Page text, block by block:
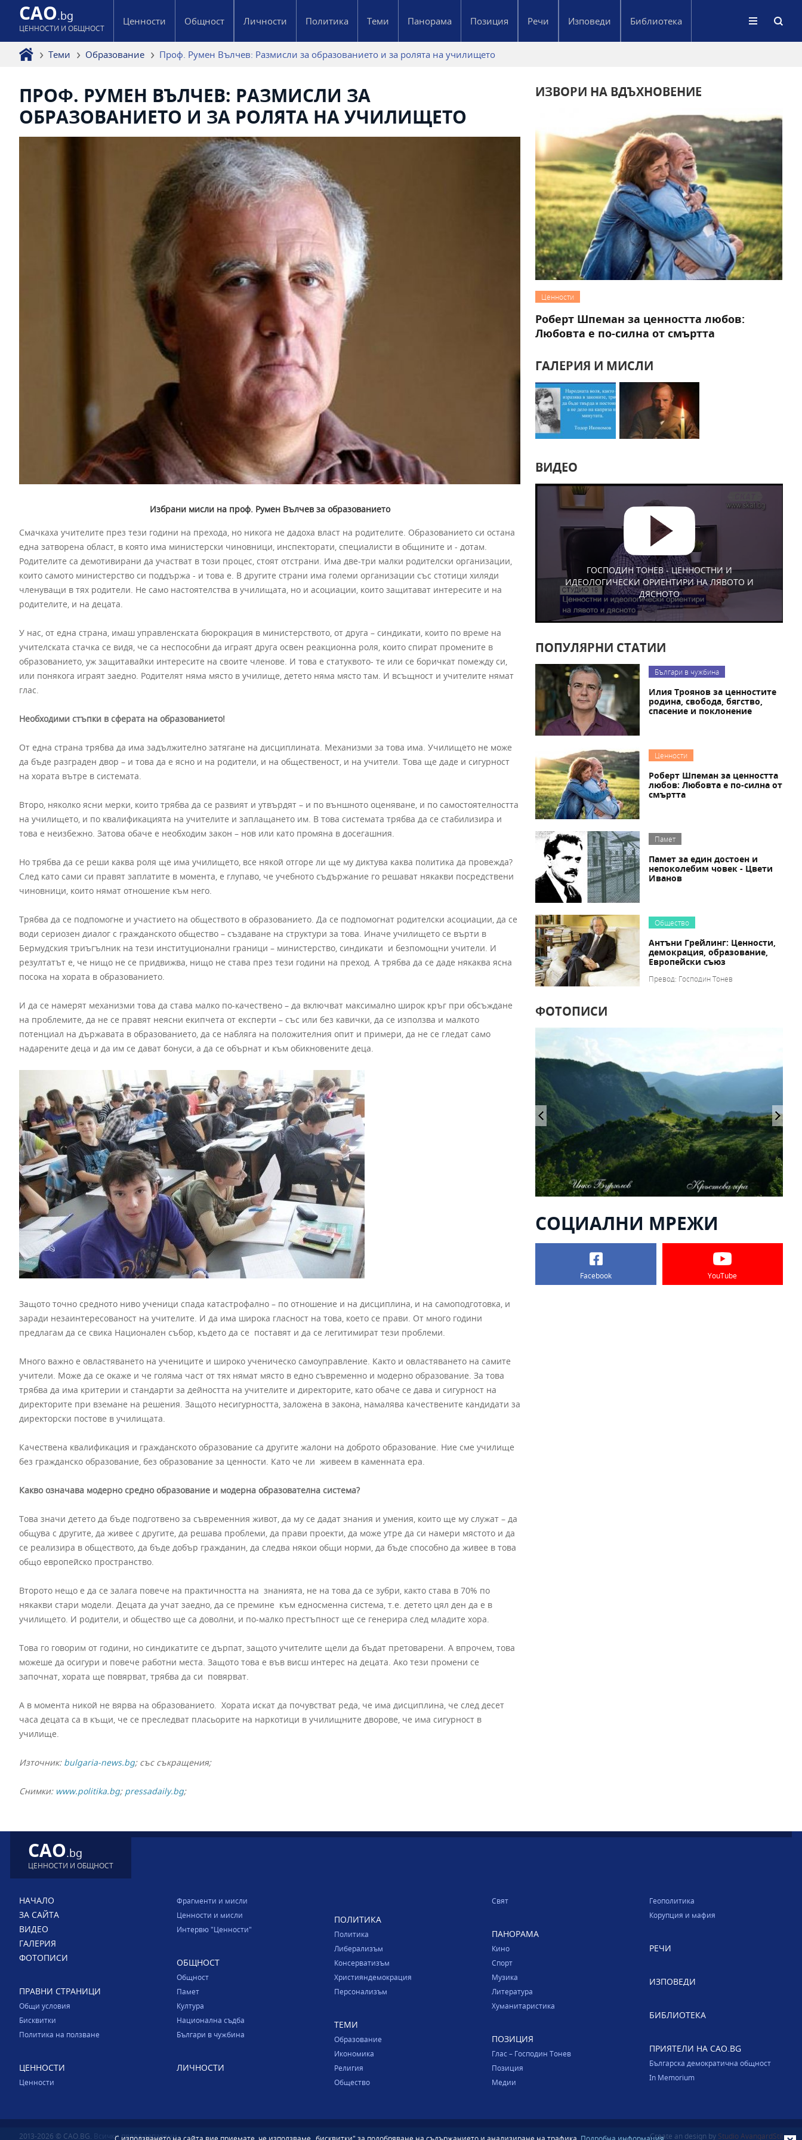
CAO.bg
ЦЕННОСТИ И ОБЩНОСТ
Ценности Общност Личности Политика Теми Панорама Позиция Речи Изповеди Библиотека
Теми Образование Проф. Румен Вълчев: Размисли за образованието и за ролята на училището
ПРОФ. РУМЕН ВЪЛЧЕВ: РАЗМИСЛИ ЗА
ОБРАЗОВАНИЕТО И ЗА РОЛЯТА НА УЧИЛИЩЕТО
Избрани мисли на проф. Румен Вълчев за образованието
Смачкаха учителите през тези години на прехода, но никога не дадоха власт на родителите. Образованието си остана
една затворена област, в която има министерски чиновници, инспекторати, специалисти в общините и - дотам.
Родителите са демотивирани да участват в този процес, стоят отстрани. Има две-три малки родителски организации,
които самото министерство си поддържа - и това е. В другите страни има големи организации със стотици хиляди
членуващи в тях родители. Не само настоятелства в училищата, но и асоциации, които защитават интересите и на
родителите, и на децата.
У нас, от една страна, имаш управленската бюрокрация в министерството, от друга – синдикати, които по време на
учителската стачка се видя, че са неспособни да играят друга освен реакционна роля, които спират промените в
образованието, уж защитавайки интересите на своите членове. И това е статуквото- те или се боричкат помежду си,
или понякога играят заедно. Родителят няма място в училище, детето няма място там. И всъщност и учителите нямат
глас.
Необходими стъпки в сферата на образованието!
От една страна трябва да има задължително затягане на дисциплината. Механизми за това има. Училището не може
да бъде разграден двор – и това да е ясно и на родители, и на общественост, и на учители. Това ще даде и сигурност
на хората вътре в системата.
Второ, няколко ясни мерки, които трябва да се развият и утвърдят – и по външното оценяване, и по самостоятелността
на училището, и по квалификацията на учителите и заплащането им. В това системата трябва да се стабилизира и
това е неизбежно. Затова обаче е необходим закон – нов или като промяна в досегашния.
Но трябва да се реши каква роля ще има училището, все някой отгоре ли ще му диктува каква политика да провежда?
След като сами си правят заплатите в момента, е глупаво, че учебното съдържание го решават някакви посредствени
чиновници, които нямат отношение към него.
Трябва да се подпомогне и участието на обществото в образованието. Да се подпомогнат родителски асоциации, да се
води сериозен диалог с гражданското общество – създаване на структури за това. Иначе училището се върти в
Бермудския триъгълник на тези институционални граници – министерство, синдикати и безпомощни учители. И
резултатът е, че нищо не се придвижва, нищо не става през тези години на преход. А трябва да се даде някаква ясна
посока на хората в образованието.
И да се намерят механизми това да става малко по-качествено – да включват максимално широк кръг при обсъждане
на проблемите, да не се правят неясни екипчета от експерти – със или без кавички, да се използва и малкото
потенциал на държавата в образованието, да се набляга на положителния опит и примери, да не се гледат само
надарените деца и да им се дават бонуси, а да се обърнат и към обикновените деца.
Защото точно средното ниво ученици спада катастрофално – по отношение и на дисциплина, и на самоподготовка, и
заради незаинтересованост на учителите. И да има широка гласност на това, което се прави. От много години
предлагам да се свика Национален събор, където да се поставят и да се легитимират тези проблеми.
Много важно е овластяването на учениците и широко ученическо самоуправление. Както и овластяването на самите
учители. Може да се окаже и че голяма част от тях нямат място в едно съвременно и модерно образование. За това
трябва да има критерии и стандарти за дейността на учителите и директорите, като обаче се дава и сигурност на
директорите при вземане на решения. Защото несигурността, заложена в закона, намалява качествените кандидати за
директорски постове в училищата.
Качествена квалификация и гражданското образование са другите жалони на доброто образование. Ние сме училище
без гражданско образование, без образование за ценности. Като че ли живеем в каменната ера.
Какво означава модерно средно образование и модерна образователна система?
Това значи детето да бъде подготвено за съвременния живот, да му се дадат знания и умения, които ще му служат – да
общува с другите, да живее с другите, да решава проблеми, да прави проекти, да може утре да си намери мястото и да
се реализира в обществото, да бъде добър гражданин, да следва някои общи норми, да бъде способно да живее в това
общо европейско пространство.
Второто нещо е да се залага повече на практичността на знанията, не на това да се зубри, както става в 70% по
някакви стари модели. Децата да учат заедно, да се премине към едносменна система, т.е. детето цял ден да е в
училището. И родители, и общество ще са доволни, и по-малко престъпност ще се генерира след младите хора.
Това го говорим от години, но синдикатите се дърпат, защото учителите щели да бъдат претоварени. А впрочем, това
можеше да осигури и повече работни места. Защото това е във висш интерес на децата. Ако тези промени се
започнат, хората ще повярват, трябва да си повярват.
А в момента никой не вярва на образованието. Хората искат да почувстват реда, че има дисциплина, че след десет
часа децата са в къщи, че се преследват пласьорите на наркотици в училищните дворове, че има сигурност в
училище.
Източник: bulgaria-news.bg; със съкращения;
Снимки: www.politika.bg; pressadaily.bg;
ИЗВОРИ НА ВДЪХНОВЕНИЕ
Ценности
Роберт Шпеман за ценността любов:
Любовта е по-силна от смъртта
ГАЛЕРИЯ И МИСЛИ
ВИДЕО
ГОСПОДИН ТОНЕВ - ЦЕННОСТНИ И
ИДЕОЛОГИЧЕСКИ ОРИЕНТИРИ НА ЛЯВОТО И
ДЯСНОТО
ПОПУЛЯРНИ СТАТИИ
Българи в чужбина
Илия Троянов за ценностите
родина, свобода, бягство,
спасение и поклонение
Ценности
Роберт Шпеман за ценността
любов: Любовта е по-силна от
смъртта
Памет
Памет за един достоен и
непоколебим човек - Цвети
Иванов
Общество
Антъни Грейлинг: Ценности,
демокрация, образование,
Европейски съюз
Превод: Господин Тонев
ФОТОПИСИ
СОЦИАЛНИ МРЕЖИ
Facebook YouTube
CAO.bg
ЦЕННОСТИ И ОБЩНОСТ
НАЧАЛО
ЗА САЙТА
ВИДЕО
ГАЛЕРИЯ
ФОТОПИСИ
ПРАВНИ СТРАНИЦИ
Общи условия
Бисквитки
Политика на ползване
ЦЕННОСТИ
Ценности
Фрагменти и мисли
Ценности и мисли
Интервю "Ценности"
ОБЩНОСТ
Общност
Памет
Култура
Национална съдба
Българи в чужбина
ЛИЧНОСТИ
ПОЛИТИКА
Политика
Либерализъм
Консерватизъм
Християндемокрация
Персонализъм
ТЕМИ
Образование
Икономика
Религия
Общество
Свят
ПАНОРАМА
Кино
Спорт
Музика
Литература
Хуманитаристика
ПОЗИЦИЯ
Глас – Господин Тонев
Позиция
Медии
Геополитика
Корупция и мафия
РЕЧИ
ИЗПОВЕДИ
БИБЛИОТЕКА
ПРИЯТЕЛИ НА CAO.BG
Българска демократична общност
In Memorium
2013-2026 © CAO.BG. Всички права запазени. Create an design by Studio AvangardStil